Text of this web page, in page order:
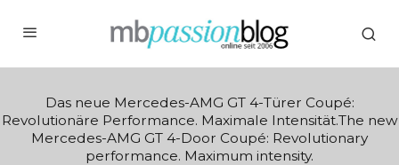
Das neue Mercedes-AMG GT 4-Türer Coupé:
Revolutionäre Performance. Maximale Intensität.The new
Mercedes-AMG GT 4-Door Coupé: Revolutionary
performance. Maximum intensity.